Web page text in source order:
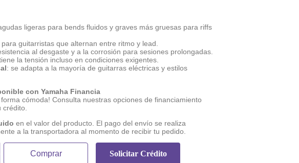
ligeras para bends fluidos y graves más gruesas para riffs
para guitarristas que alternan entre ritmo y lead.
al desgaste y a la corrosión para sesiones prolongadas.
la tensión incluso en condiciones exigentes.
: se adapta a la mayoría de guitarras eléctricas y estilos
con Yamaha Financia
cómoda! Consulta nuestras opciones de financiamiento
en el valor del producto. El pago del envío se realiza
a la transportadora al momento de recibir tu pedido.
Comprar Solicitar Crédito